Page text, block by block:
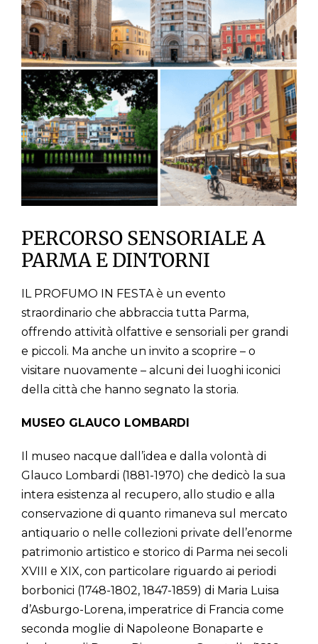
stampa
WooCommerce Cart
PERCORSO SENSORIALE A
PARMA E DINTORNI
IL PROFUMO IN FESTA è un evento
straordinario che abbraccia tutta Parma,
offrendo attività olfattive e sensoriali per grandi
e piccoli. Ma anche un invito a scoprire – o
visitare nuovamente – alcuni dei luoghi iconici
della città che hanno segnato la storia.
MUSEO GLAUCO LOMBARDI
Il museo nacque dall’idea e dalla volontà di
Glauco Lombardi (1881-1970) che dedicò la sua
intera esistenza al recupero, allo studio e alla
conservazione di quanto rimaneva sul mercato
antiquario o nelle collezioni private dell’enorme
patrimonio artistico e storico di Parma nei secoli
XVIII e XIX, con particolare riguardo ai periodi
borbonici (1748-1802, 1847-1859) di Maria Luisa
d’Asburgo-Lorena, imperatrice di Francia come
seconda moglie di Napoleone Bonaparte e